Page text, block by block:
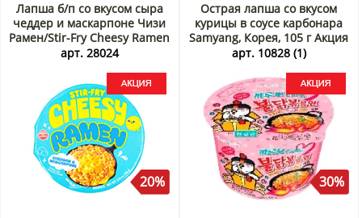
Лапша б/п со вкусом сыра
чеддер и маскарпоне Чизи
Рамен/Stir-Fry Cheesy Ramen
Cheddar & Mascapone Otoki
арт. 28024
20%
Острая лапша со вкусом
курицы в соусе карбонара
Samyang, Корея, 105 г Акция
арт. 10828 (1)
30%